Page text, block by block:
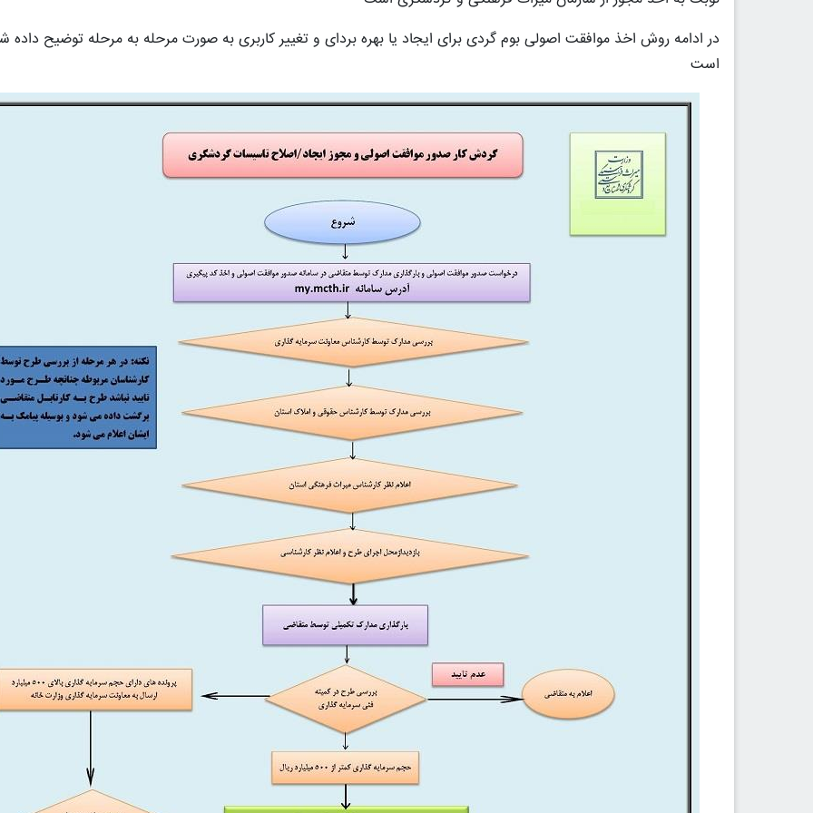
در ادامه روش اخذ موافقت اصولی بوم گردی برای ایجاد یا بهره بردای و تغییر کاربری به صورت مرحله به مرحله توضیح داده
است